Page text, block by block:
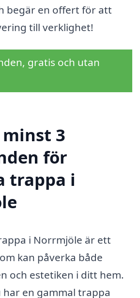
begär en offert för att
till verklighet!
gratis och utan
3
för
trappa i
i Norrmjöle är ett
kan påverka både
och estetiken i ditt hem.
har en gammal trappa